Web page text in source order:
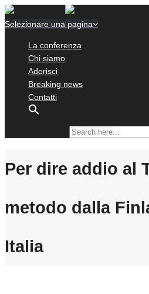
Selezionare una pagina
La conferenza
Chi siamo
Aderisci
Breaking news
Contatti
Per dire addio al
metodo dalla
Italia